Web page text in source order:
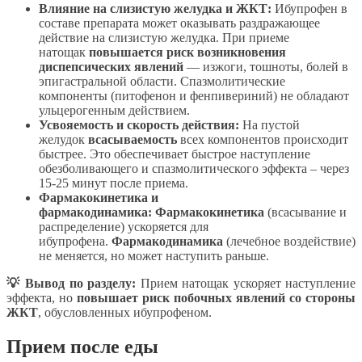
Влияние на слизистую желудка и ЖКТ: Ибупрофен в
составе препарата может оказывать раздражающее
действие на слизистую желудка. При приеме
натощак повышается риск возникновения
диспепсических явлений — изжоги, тошноты, болей в
эпигастральной области. Спазмолитические
компоненты (питофенон и фенпивериний) не обладают
ульцерогенным действием.
Усвояемость и скорость действия: На пустой
желудок всасываемость всех компонентов происходит
быстрее. Это обеспечивает быстрое наступление
обезболивающего и спазмолитического эффекта – через
15-25 минут после приема.
Фармакокинетика и
фармакодинамика: Фармакокинетика (всасывание и
распределение) ускоряется для
ибупрофена. Фармакодинамика (лечебное воздействие)
не меняется, но может наступить раньше.
💡 Вывод по разделу: Прием натощак ускоряет наступление
эффекта, но повышает риск побочных явлений со стороны
ЖКТ, обусловленных ибупрофеном.
Прием после еды